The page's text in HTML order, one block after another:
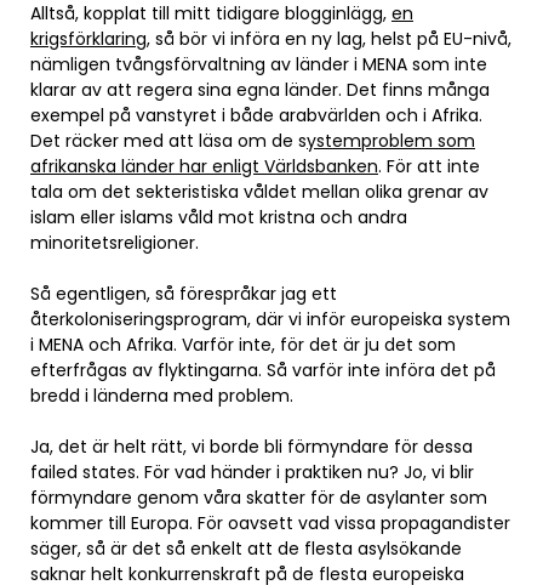
Alltså, kopplat till mitt tidigare blogginlägg, en
krigsförklaring, så bör vi införa en ny lag, helst på EU-nivå,
nämligen tvångsförvaltning av länder i MENA som inte
klarar av att regera sina egna länder. Det finns många
exempel på vanstyret i både arabvärlden och i Afrika.
Det räcker med att läsa om de systemproblem som
afrikanska länder har enligt Världsbanken. För att inte
tala om det sekteristiska våldet mellan olika grenar av
islam eller islams våld mot kristna och andra
minoritetsreligioner.
Så egentligen, så förespråkar jag ett
återkoloniseringsprogram, där vi inför europeiska system
i MENA och Afrika. Varför inte, för det är ju det som
efterfrågas av flyktingarna. Så varför inte införa det på
bredd i länderna med problem.
Ja, det är helt rätt, vi borde bli förmyndare för dessa
failed states. För vad händer i praktiken nu? Jo, vi blir
förmyndare genom våra skatter för de asylanter som
kommer till Europa. För oavsett vad vissa propagandister
säger, så är det så enkelt att de flesta asylsökande
saknar helt konkurrenskraft på de flesta europeiska